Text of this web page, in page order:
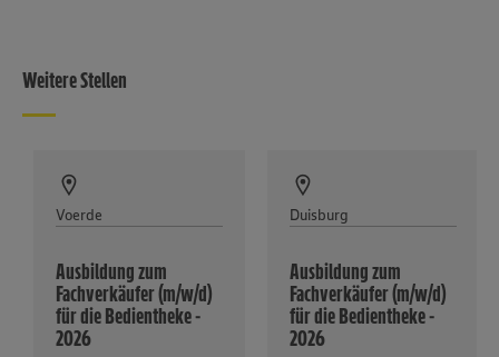
Weitere Stellen
Voerde
Ausbildung zum
Fachverkäufer (m/w/d)
für die Bedientheke -
2026
Duisburg
Ausbildung zum
Fachverkäufer (m/w/d)
für die Bedientheke -
2026